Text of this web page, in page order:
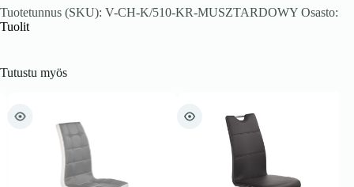
Tuotetunnus (SKU): V-CH-K/510-KR-MUSZTARDOWY Osasto:
Tuolit
Tutustu myös